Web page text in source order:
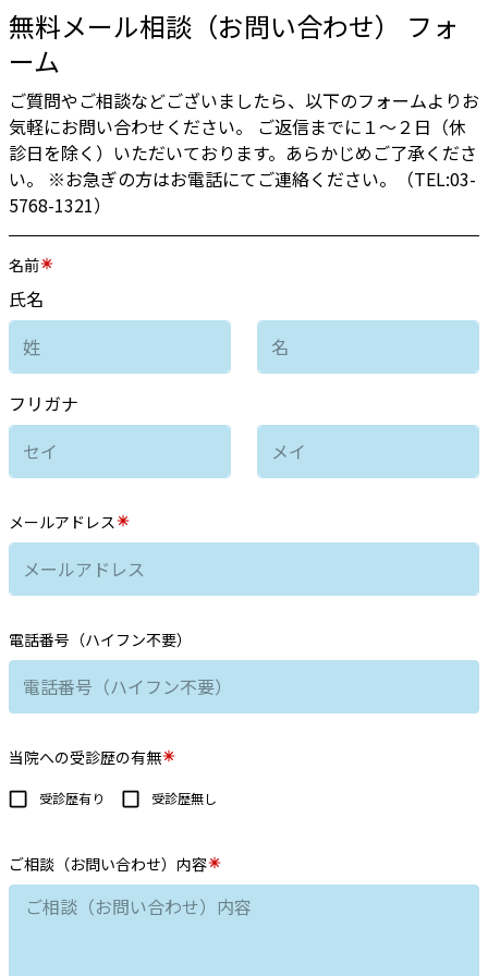
無料メール相談（お問い合わせ） フォ
ーム
ご質問やご相談などございましたら、以下のフォームよりお
気軽にお問い合わせください。 ご返信までに１〜２日（休
診日を除く）いただいております。あらかじめご了承くださ
い。 ※お急ぎの方はお電話にてご連絡ください。（TEL:03-
5768-1321）
名前
氏名
フリガナ
メールアドレス
電話番号（ハイフン不要）
当院への受診歴の有無
受診歴有り 受診歴無し
ご相談（お問い合わせ）内容